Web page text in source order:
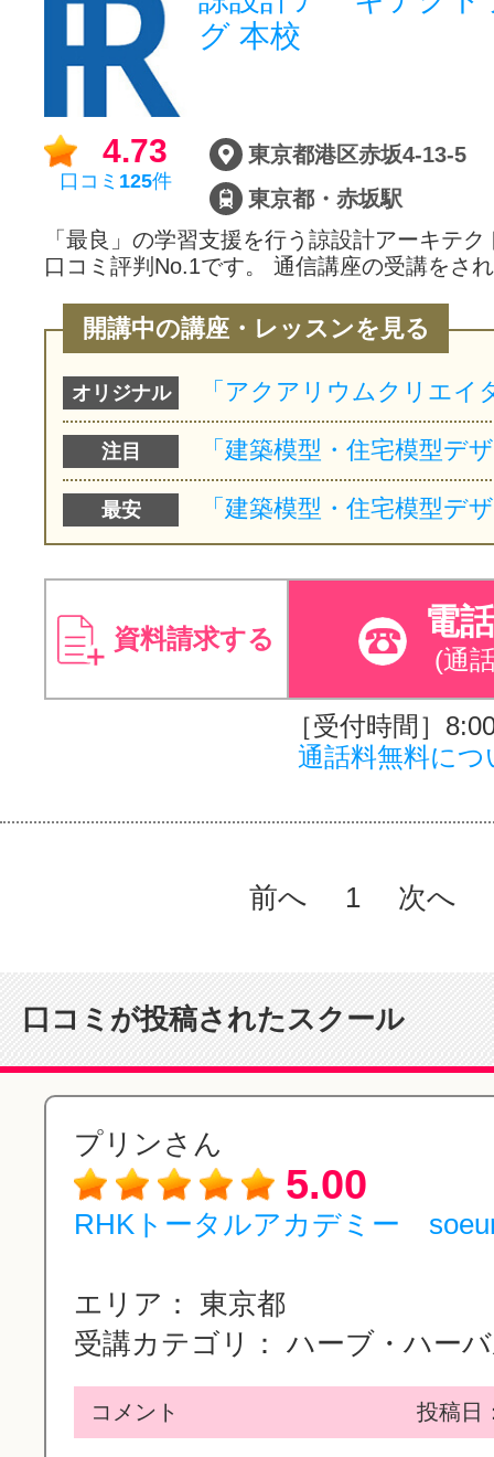
グ 本校
4.73
口コミ 125件
東京都港区赤坂4-13-5
東京都・赤坂駅
「最良」の学習支援を行う諒設計アーキテ
口コミ評判No.1です。 通信講座の受講をさ
開講中の講座・レッスンを見る
オリジナル
注目
最安
資料請求する 電
(通
［受付時間］
通話料無料につ
前へ 1 次へ
口コミが投稿されたスクール
プリンさん
5.00
RHKトータルアカデミー
エリア：
東京都
受講カテゴリ： ハーブ・ハー
コメント 投稿日